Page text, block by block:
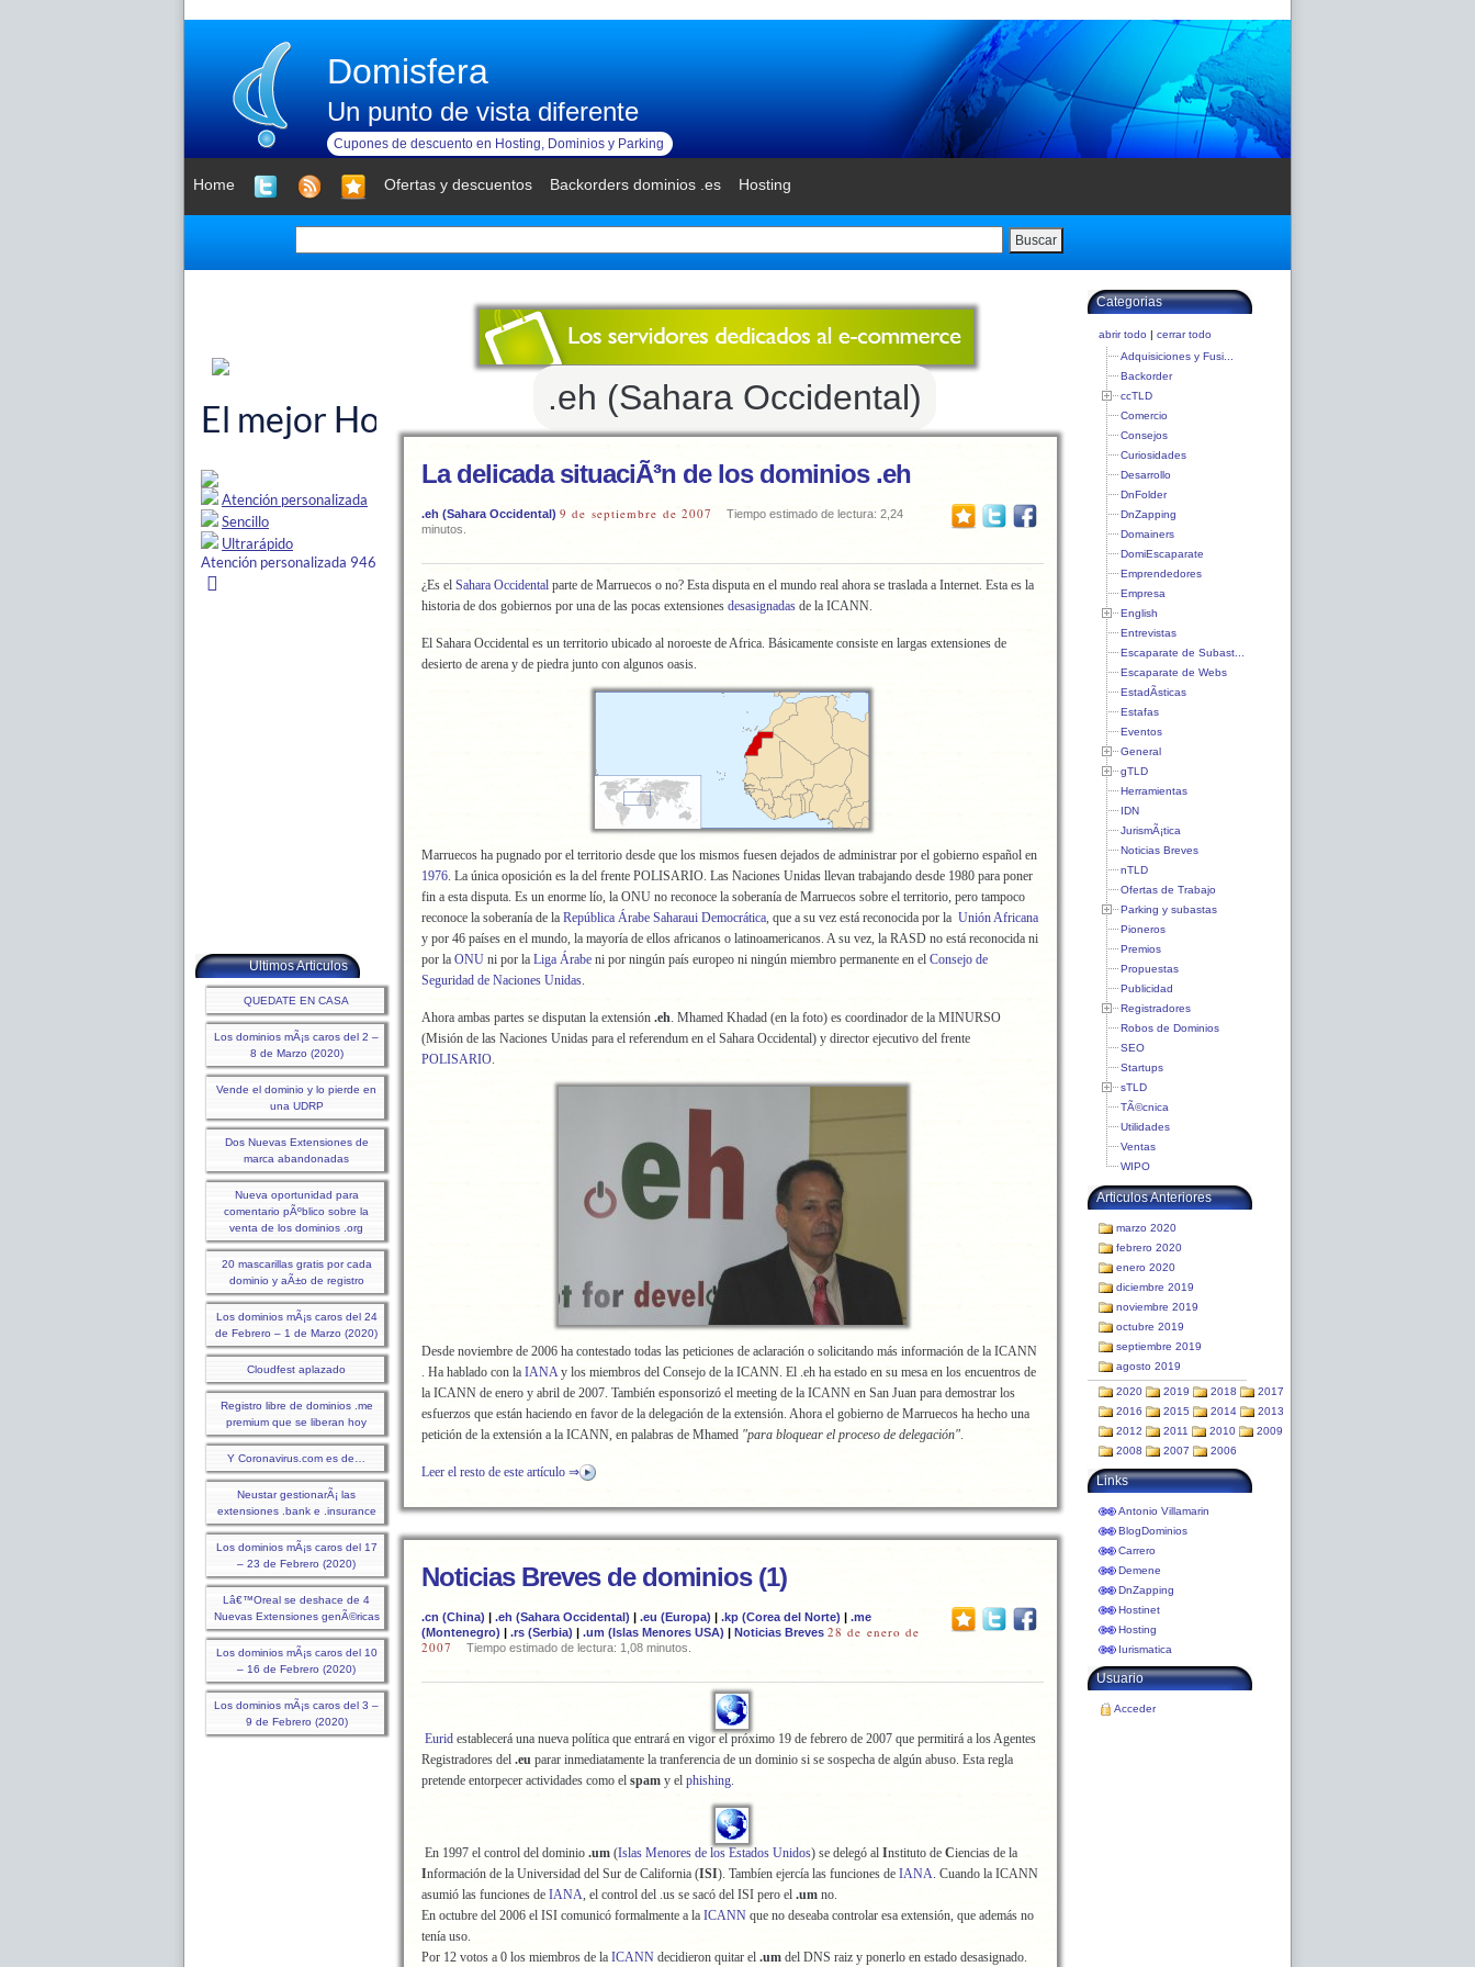
Domisfera
Un punto de vista diferente
Cupones de descuento en Hosting, Dominios y Parking
Home Ofertas y descuentos Backorders dominios .es Hosting
Buscar
Ultimos Articulos
QUEDATE EN CASA
Los dominios mÃ¡s caros del 2 –
8 de Marzo (2020)
Vende el dominio y lo pierde en
una UDRP
Dos Nuevas Extensiones de
marca abandonadas
Nueva oportunidad para
comentario pÃºblico sobre la
venta de los dominios .org
20 mascarillas gratis por cada
dominio y aÃ±o de registro
Los dominios mÃ¡s caros del 24
de Febrero – 1 de Marzo (2020)
Cloudfest aplazado
Registro libre de dominios .me
premium que se liberan hoy
Y Coronavirus.com es de…
Neustar gestionarÃ¡ las
extensiones .bank e .insurance
Los dominios mÃ¡s caros del 17
– 23 de Febrero (2020)
Lâ€™Oreal se deshace de 4
Nuevas Extensiones genÃ©ricas
Los dominios mÃ¡s caros del 10
– 16 de Febrero (2020)
Los dominios mÃ¡s caros del 3 –
9 de Febrero (2020)
.eh (Sahara Occidental)
La delicada situaciÃ³n de los dominios .eh
.eh (Sahara Occidental) 9 de septiembre de 2007
Tiempo estimado de lectura: 2,24
minutos.
¿Es el Sahara Occidental parte de Marruecos o no? Esta disputa en el mundo real ahora se traslada a Internet. Esta es la
historia de dos gobiernos por una de las pocas extensiones desasignadas de la ICANN.
El Sahara Occidental es un territorio ubicado al noroeste de Africa. Básicamente consiste en largas extensiones de
desierto de arena y de piedra junto con algunos oasis.
Marruecos ha pugnado por el territorio desde que los mismos fuesen dejados de administrar por el gobierno español en
1976. La única oposición es la del frente POLISARIO. Las Naciones Unidas llevan trabajando desde 1980 para poner
fin a esta disputa. Es un enorme lío, la ONU no reconoce la soberanía de Marruecos sobre el territorio, pero tampoco
reconoce la soberanía de la República Árabe Saharaui Democrática, que a su vez está reconocida por la Unión Africana
y por 46 países en el mundo, la mayoría de ellos africanos o latinoamericanos. A su vez, la RASD no está reconocida ni
por la ONU ni por la Liga Árabe ni por ningún país europeo ni ningún miembro permanente en el Consejo de
Seguridad de Naciones Unidas.
Ahora ambas partes se disputan la extensión .eh. Mhamed Khadad (en la foto) es coordinador de la MINURSO
(Misión de las Naciones Unidas para el referendum en el Sahara Occidental) y director ejecutivo del frente
POLISARIO.
Desde noviembre de 2006 ha contestado todas las peticiones de aclaración o solicitando más información de la ICANN
. Ha hablado con la IANAy los miembros del Consejo de la ICANN. El .eh ha estado en su mesa en los encuentros de
la ICANN de enero y abril de 2007. También esponsorizó el meeting de la ICANN en San Juan para demostrar los
esfuerzos que están haciendo en favor de la delegación de la extensión. Ahora el gobierno de Marruecos ha hecho una
petición de la extensión a la ICANN, en palabras de Mhamed "para bloquear el proceso de delegación".
Leer el resto de este artículo ⇒
Noticias Breves de dominios (1)
.cn (China) | .eh (Sahara Occidental) | .eu (Europa) | .kp (Corea del Norte) | .me
(Montenegro) | .rs (Serbia) | .um (Islas Menores USA) | Noticias Breves 28 de enero de
2007
Tiempo estimado de lectura: 1,08 minutos.
Eurid establecerá una nueva política que entrará en vigor el próximo 19 de febrero de 2007 que permitirá a los Agentes
Registradores del .eu parar inmediatamente la tranferencia de un dominio si se sospecha de algún abuso. Esta regla
pretende entorpecer actividades como el spam y el phishing.
En 1997 el control del dominio .um (Islas Menores de los Estados Unidos) se delegó al Instituto de Ciencias de la
Información de la Universidad del Sur de California (ISI). Tambíen ejercía las funciones de IANA. Cuando la ICANN
asumió las funciones de IANA, el control del .us se sacó del ISI pero el .um no.
En octubre del 2006 el ISI comunicó formalmente a la ICANN que no deseaba controlar esa extensión, que además no
tenía uso.
Por 12 votos a 0 los miembros de la ICANN decidieron quitar el .um del DNS raiz y ponerlo en estado desasignado.
Categorias
abrir todo | cerrar todo
Adquisiciones y Fusi...
Backorder
ccTLD
Comercio
Consejos
Curiosidades
Desarrollo
DnFolder
DnZapping
Domainers
DomiEscaparate
Emprendedores
Empresa
English
Entrevistas
Escaparate de Subast...
Escaparate de Webs
EstadÃ­sticas
Estafas
Eventos
General
gTLD
Herramientas
IDN
JurismÃ¡tica
Noticias Breves
nTLD
Ofertas de Trabajo
Parking y subastas
Pioneros
Premios
Propuestas
Publicidad
Registradores
Robos de Dominios
SEO
Startups
sTLD
TÃ©cnica
Utilidades
Ventas
WIPO
Articulos Anteriores
marzo 2020
febrero 2020
enero 2020
diciembre 2019
noviembre 2019
octubre 2019
septiembre 2019
agosto 2019
2020 2019 2018
2017
2016
2015 2014
2013
2012
2011 2010
2009
2008
2007 2006
Links
Antonio Villamarin
BlogDominios
Carrero
Demene
DnZapping
Hostinet
Hosting
Iurismatica
Usuario
Acceder